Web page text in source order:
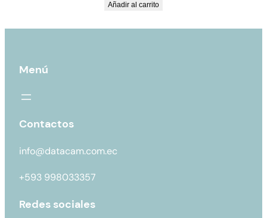
Añadir al carrito
Menú
Contactos
info@datacam.com.ec
+593 998033357
Redes sociales